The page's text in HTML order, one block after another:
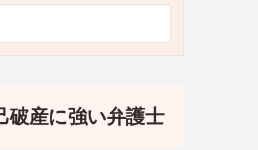
破産に強い弁護士